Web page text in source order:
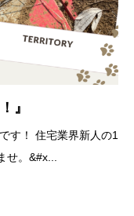
』
す！ 住宅業界新人の1
。&#x...